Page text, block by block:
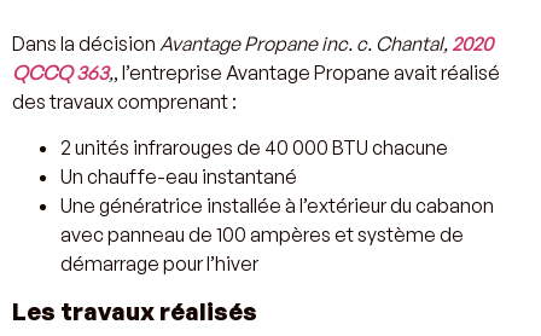
Dans la décision Avantage Propane inc. c. Chantal, 2020
QCCQ 363,, l’entreprise Avantage Propane avait réalisé
des travaux comprenant :
2 unités infrarouges de 40 000 BTU chacune
Un chauffe-eau instantané
Une génératrice installée à l’extérieur du cabanon
avec panneau de 100 ampères et système de
démarrage pour l’hiver
Les travaux réalisés